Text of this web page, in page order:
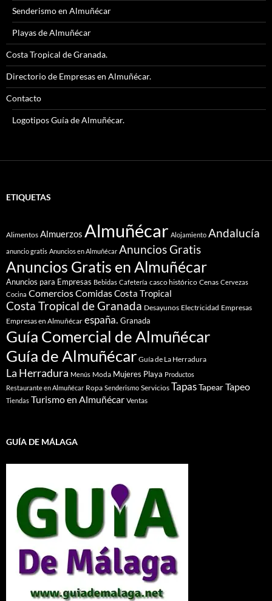
Senderismo en Almuñécar
Playas de Almuñécar
Costa Tropical de Granada.
Directorio de Empresas en Almuñécar.
Contacto
Logotipos Guía de Almuñécar.
ETIQUETAS
Alimentos Almuerzos Almuñécar Alojamiento Andalucía
anuncio gratis Anuncios en Almuñécar Anuncios Gratis
Anuncios Gratis en Almuñécar
Anuncios para Empresas Bebidas Cafetería casco histórico Cenas Cervezas
Cocina ComerciosComidasCosta Tropical
Costa Tropical de Granada Desayunos Electricidad Empresas
Empresas en Almuñécar españa. Granada
Guía Comercial de Almuñécar
Guía de Almuñécar Guía de La Herradura
La Herradura Menús Moda Mujeres Playa Productos
Restaurante en Almuñécar Ropa Senderismo Servicios TapasTapearTapeo
Tiendas Turismo en Almuñécar Ventas
GUÍA DE MÁLAGA